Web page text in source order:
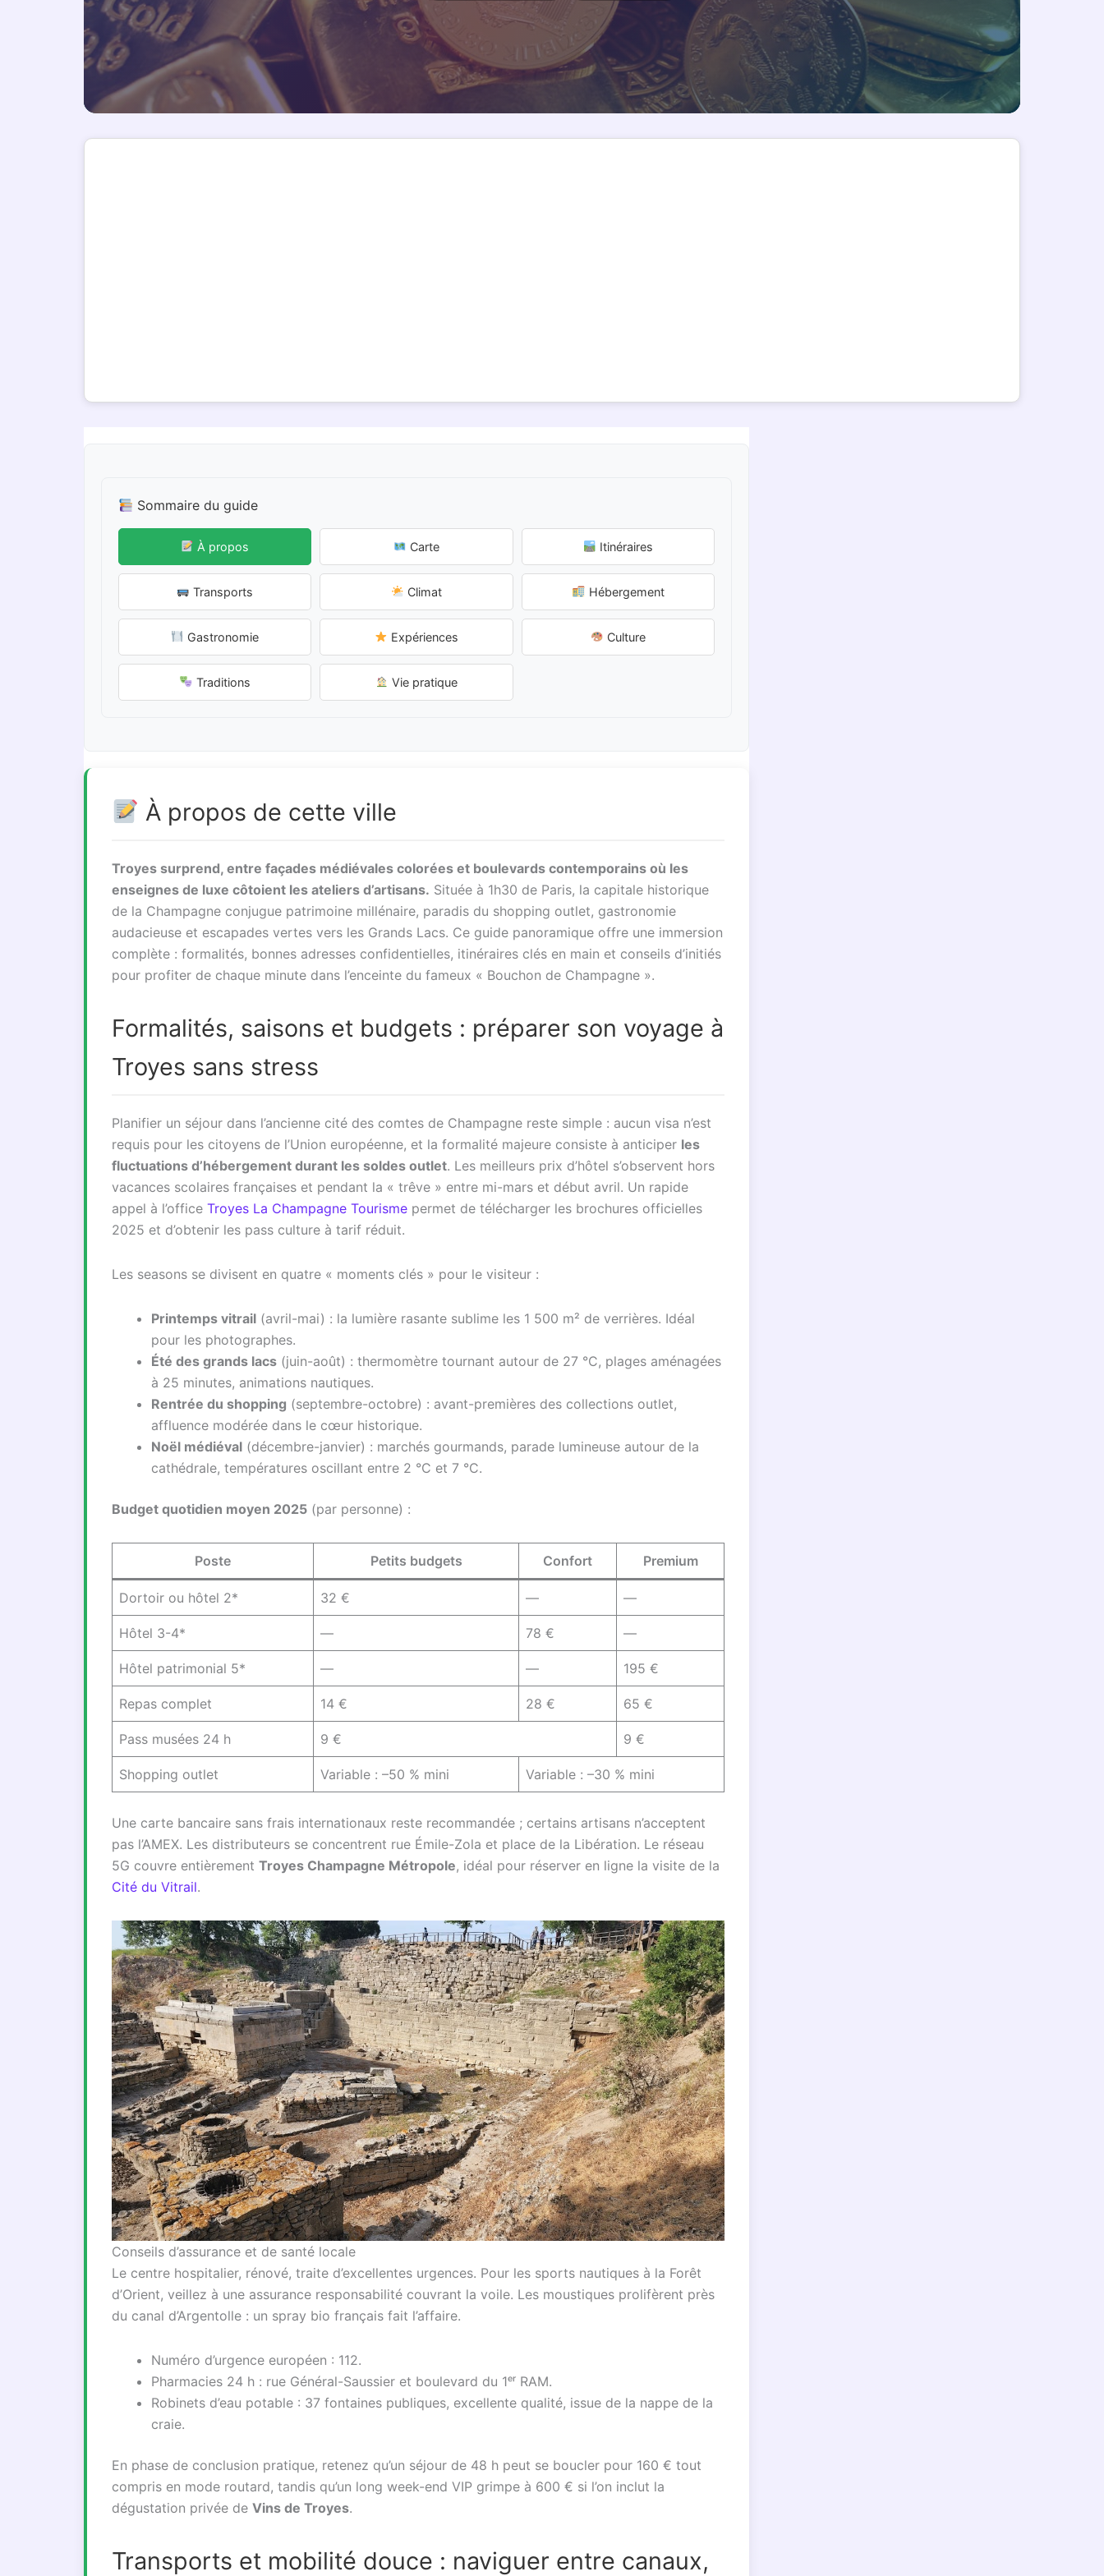
Sommaire du guide
À propos Carte Itinéraires
Transports Climat Hébergement
Gastronomie Expériences Culture
Traditions Vie pratique
À propos de cette ville
Troyes surprend, entre façades médiévales colorées et boulevards contemporains où les
enseignes de luxe côtoient les ateliers d’artisans. Située à 1h30 de Paris, la capitale historique
de la Champagne conjugue patrimoine millénaire, paradis du shopping outlet, gastronomie
audacieuse et escapades vertes vers les Grands Lacs. Ce guide panoramique offre une immersion
complète : formalités, bonnes adresses confidentielles, itinéraires clés en main et conseils d’initiés
pour profiter de chaque minute dans l’enceinte du fameux « Bouchon de Champagne ».
Formalités, saisons et budgets : préparer son voyage à
Troyes sans stress
Planifier un séjour dans l’ancienne cité des comtes de Champagne reste simple : aucun visa n’est
requis pour les citoyens de l’Union européenne, et la formalité majeure consiste à anticiper les
fluctuations d’hébergement durant les soldes outlet. Les meilleurs prix d’hôtel s’observent hors
vacances scolaires françaises et pendant la « trêve » entre mi-mars et début avril. Un rapide
appel à l’office Troyes La Champagne Tourisme permet de télécharger les brochures officielles
2025 et d’obtenir les pass culture à tarif réduit.
Les seasons se divisent en quatre « moments clés » pour le visiteur :
Printemps vitrail (avril-mai) : la lumière rasante sublime les 1 500 m² de verrières. Idéal
pour les photographes.
Été des grands lacs (juin-août) : thermomètre tournant autour de 27 °C, plages aménagées
à 25 minutes, animations nautiques.
Rentrée du shopping (septembre-octobre) : avant-premières des collections outlet,
affluence modérée dans le cœur historique.
Noël médiéval (décembre-janvier) : marchés gourmands, parade lumineuse autour de la
cathédrale, températures oscillant entre 2 °C et 7 °C.
Budget quotidien moyen 2025 (par personne) :
Poste Petits budgets Confort Premium
Dortoir ou hôtel 2* 32 € — —
Hôtel 3-4* — 78 € —
Hôtel patrimonial 5* — — 195 €
Repas complet 14 € 28 € 65 €
Pass musées 24 h 9 € 9 €
Shopping outlet Variable : –50 % mini Variable : –30 % mini
Une carte bancaire sans frais internationaux reste recommandée ; certains artisans n’acceptent
pas l’AMEX. Les distributeurs se concentrent rue Émile-Zola et place de la Libération. Le réseau
5G couvre entièrement Troyes Champagne Métropole, idéal pour réserver en ligne la visite de la
Cité du Vitrail.
Conseils d’assurance et de santé locale
Le centre hospitalier, rénové, traite d’excellentes urgences. Pour les sports nautiques à la Forêt
d’Orient, veillez à une assurance responsabilité couvrant la voile. Les moustiques prolifèrent près
du canal d’Argentolle : un spray bio français fait l’affaire.
Numéro d’urgence européen : 112.
Pharmacies 24 h : rue Général-Saussier et boulevard du 1ᵉʳ RAM.
Robinets d’eau potable : 37 fontaines publiques, excellente qualité, issue de la nappe de la
craie.
En phase de conclusion pratique, retenez qu’un séjour de 48 h peut se boucler pour 160 € tout
compris en mode routard, tandis qu’un long week-end VIP grimpe à 600 € si l’on inclut la
dégustation privée de Vins de Troyes.
Transports et mobilité douce : naviguer entre canaux,